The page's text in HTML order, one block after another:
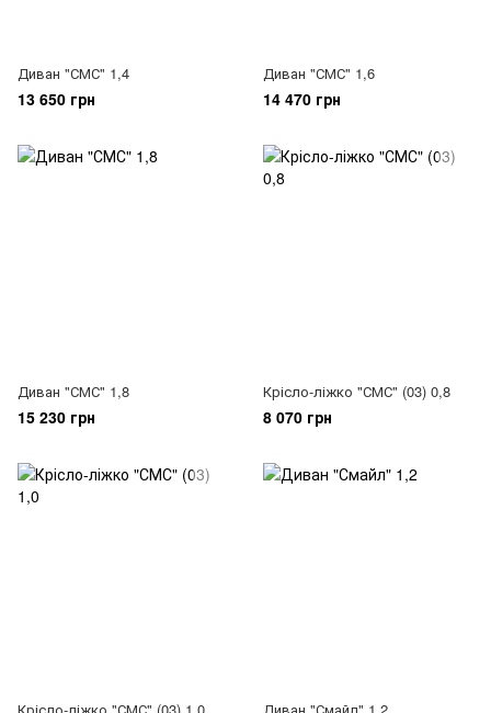
Диван "СМС" 1,4
13 650 грн
Диван "СМС" 1,6
14 470 грн
Диван "СМС" 1,8
15 230 грн
Крісло-ліжко "СМС" (03) 0,8
8 070 грн